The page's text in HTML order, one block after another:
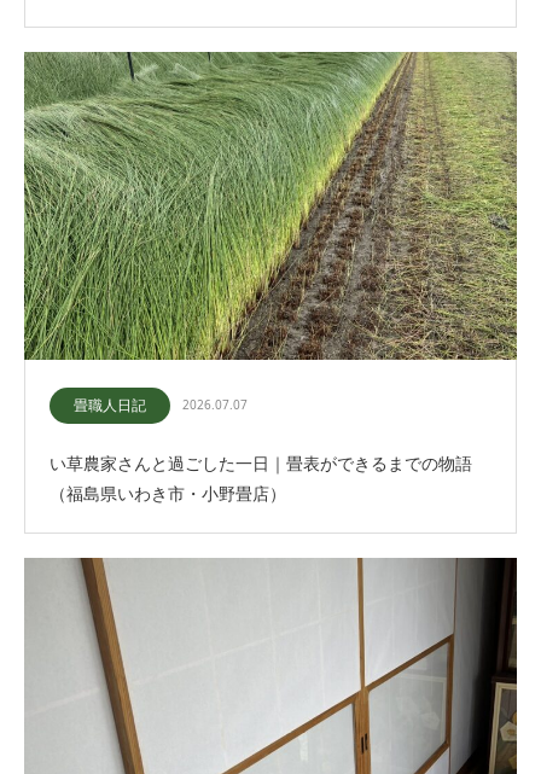
畳職人日記 2026.07.07
い草農家さんと過ごした一日｜畳表ができるまでの物語
（福島県いわき市・小野畳店）